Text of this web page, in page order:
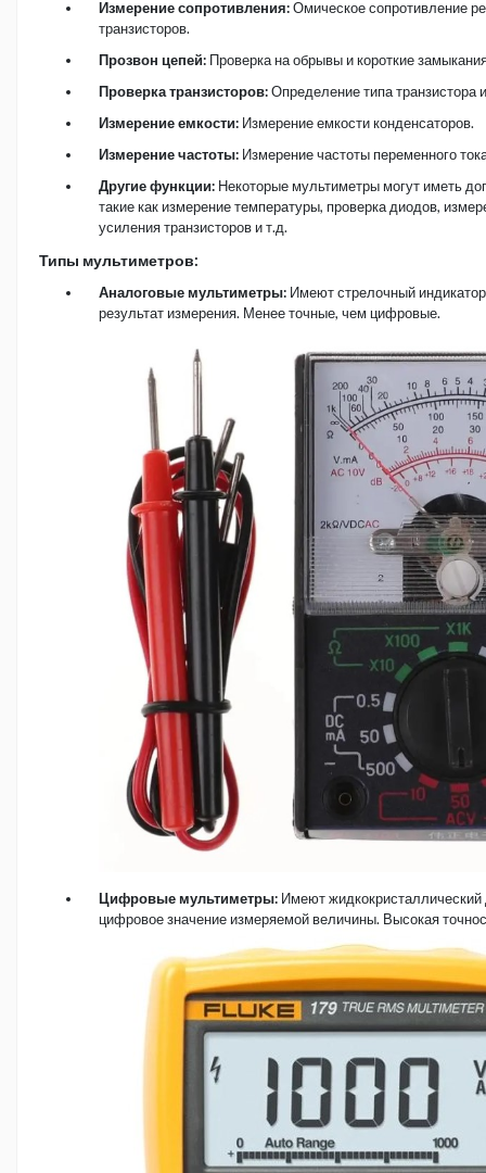
Измерение сопротивления:Омическое сопротивление
транзисторов.
Прозвон цепей: Проверка на обрывы и короткие
Проверка транзисторов:Определение типа транзистора
Измерение емкости: Измерение емкости конденсаторов.
Измерение частоты: Измерение частоты переменного
Другие функции: Некоторые мультиметры могут иметь
такие как измерение температуры, проверка диодов,
усиления транзисторов и т.д.
Типы мультиметров:
Аналоговые мультиметры: Имеют стрелочный
результат измерения. Менее точные, чем цифровые.
Цифровые мультиметры: Имеют
цифровое значение измеряемой величины. Высокая